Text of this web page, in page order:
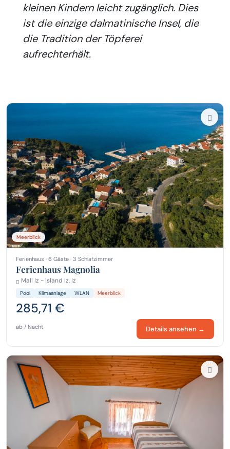
kleinen Kindern leicht zugänglich. Dies
ist die einzige dalmatinische Insel, die
die Tradition der Töpferei
aufrechterhält.
Meerblick
Ferienhaus · 6 Gäste · 3 Schlafzimmer
Ferienhaus Magnolia
Mali Iz - island Iz, Iz
Pool Klimaanlage WLAN Meerblick
285,71 €
ab / Nacht Details ansehen →